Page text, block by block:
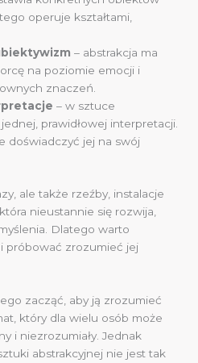
operuje kształtami,
– abstrakcja ma
na poziomie emocji i
znaczeń.
– w sztuce
prawidłowej interpretacji.
doświadczyć jej na swój
ale także rzeźby, instalacje
nieustannie się rozwija,
Dlatego warto
próbować zrozumieć jej
zacząć, aby ją zrozumieć
który dla wielu osób może
i niezrozumiały. Jednak
abstrakcyjnej nie jest tak